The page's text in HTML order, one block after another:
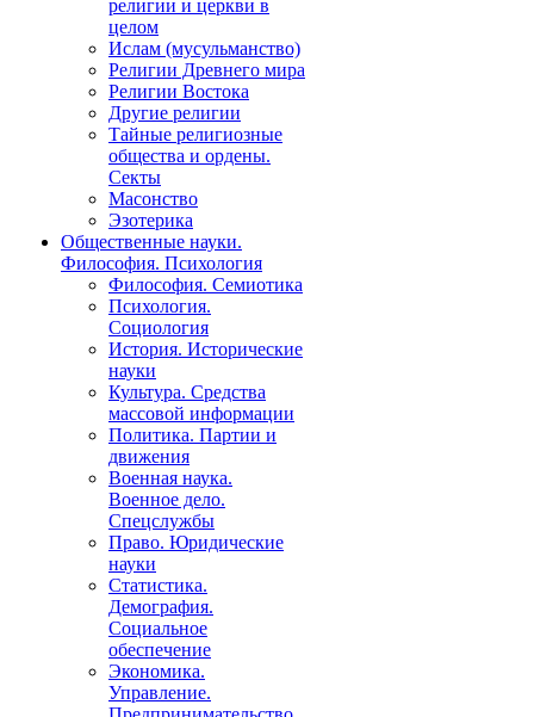
религии и церкви в
целом
Ислам (мусульманство)
Религии Древнего мира
Религии Востока
Другие религии
Тайные религиозные
общества и ордены.
Секты
Масонство
Эзотерика
Общественные науки.
Философия. Психология
Философия. Семиотика
Психология.
Социология
История. Исторические
науки
Культура. Средства
массовой информации
Политика. Партии и
движения
Военная наука.
Военное дело.
Спецслужбы
Право. Юридические
науки
Статистика.
Демография.
Социальное
обеспечение
Экономика.
Управление.